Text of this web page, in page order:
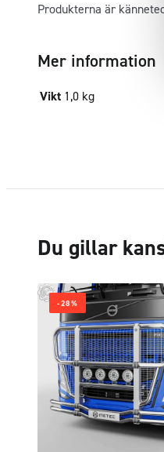
Produkterna är
Mer information
Vikt 1,0 kg
Du gillar
-28%